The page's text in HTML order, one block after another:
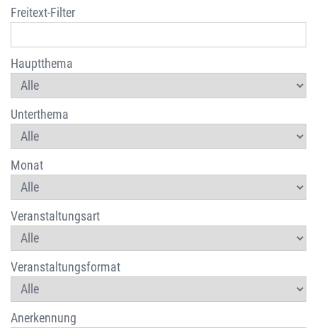
Freitext-Filter
Hauptthema
Unterthema
Monat
Veranstaltungsart
Veranstaltungsformat
Anerkennung